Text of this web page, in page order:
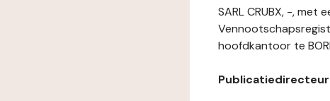
SARL CRUBX, -,
hoofdkantoor te